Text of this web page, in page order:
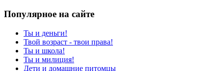
Популярное на сайте
Ты и деньги!
Твой возраст - твои права!
Ты и школа!
Ты и милиция!
Дети и домашние питомцы